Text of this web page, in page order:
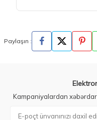
Paylaşın :
Kampaniyalardan